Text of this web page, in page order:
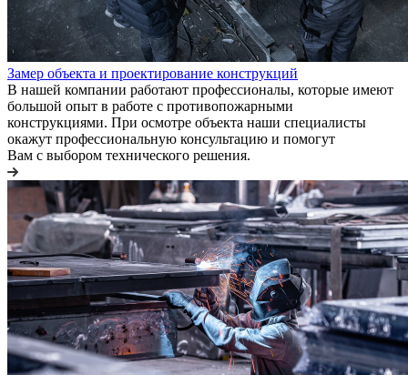
Замер объекта и проектирование конструкций
В нашей компании работают профессионалы, которые имеют
большой опыт в работе с противопожарными
конструкциями. При осмотре объекта наши специалисты
окажут профессиональную консультацию и помогут
Вам с выбором технического решения.